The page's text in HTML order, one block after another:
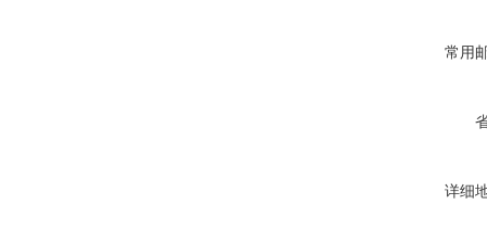
常用
详细